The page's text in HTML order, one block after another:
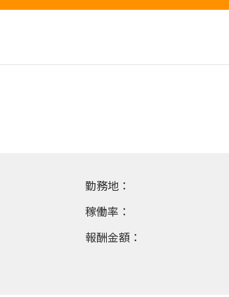
勤務地：
稼働率：
報酬金額：